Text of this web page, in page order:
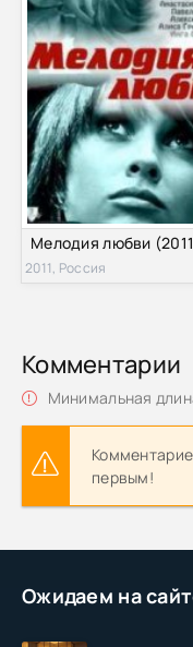
Ожидаем на
Мелодия любви
2011, Россия
Комментарии
Минимальная
первым!